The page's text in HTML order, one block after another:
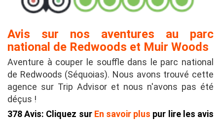
Avis sur nos aventures au parc
national de Redwoods et Muir Woods
Aventure à couper le souffle dans le parc national
de Redwoods (Séquoias). Nous avons trouvé cette
agence sur Trip Advisor et nous n'avons pas été
déçus !
378 Avis: Cliquez surEn savoir plus pur lire les avis